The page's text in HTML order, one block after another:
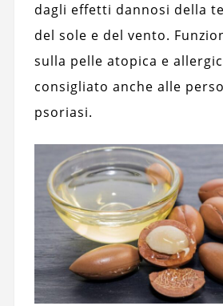
dagli effetti dannosi della
del sole e del vento.
sulla pelle atopica e
consigliato anche alle
psoriasi.